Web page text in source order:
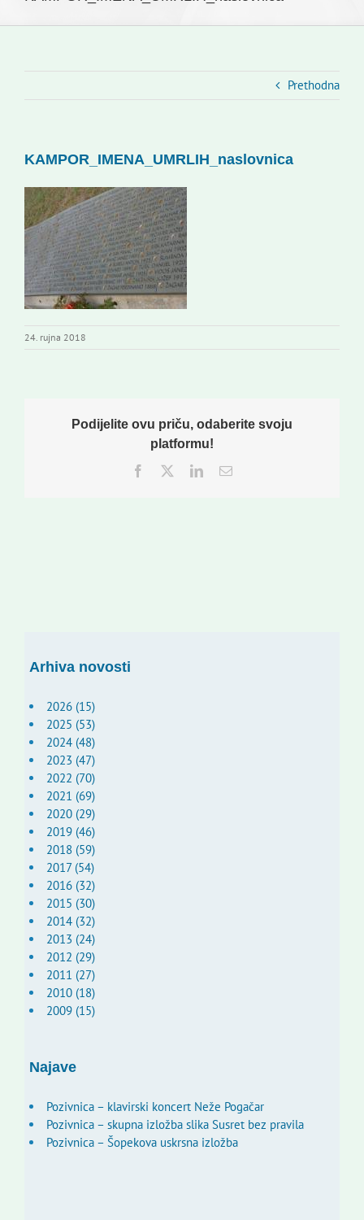
Slovenski dom Zagreb
Korisne informacije
Prethodna
KAMPOR_IMENA_UMRLIH_naslovnica
24. rujna 2018
Podijelite ovu priču, odaberite svoju
platformu!
Facebook
TwitterLinkedInEmail:
Arhiva novosti
2026 (15)
2025 (53)
2024 (48)
2023 (47)
2022 (70)
2021 (69)
2020 (29)
2019 (46)
2018 (59)
2017 (54)
2016 (32)
2015 (30)
2014 (32)
2013 (24)
2012 (29)
2011 (27)
2010 (18)
2009 (15)
Najave
Pozivnica – klavirski koncert Neže Pogačar
Pozivnica – skupna izložba slika Susret bez pravila
Pozivnica – Šopekova uskrsna izložba